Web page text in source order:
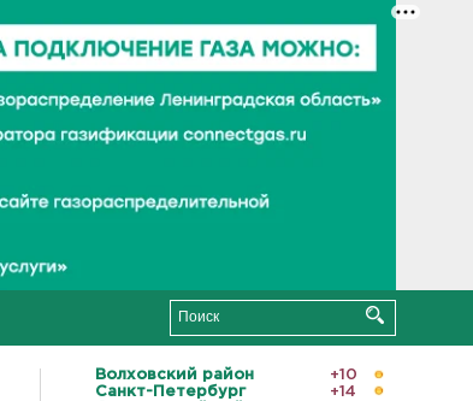
Волховский район
+10
Санкт-Петербург
+14